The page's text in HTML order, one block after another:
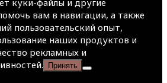
вам в навигации, а также
пользовательский опыт,
наших продуктов и
рекламных и
Принять